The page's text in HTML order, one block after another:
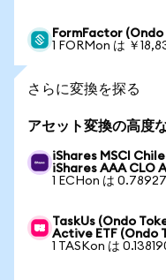
FormFactor (Ondo
1 FORMon は ￥
さらに変換を探る
アセット変換の高度
iShares MSCI
iShares AAA CLO
1 ECHon は
TaskUs (Ondo
Active ETF (Ondo
1 TASKon は